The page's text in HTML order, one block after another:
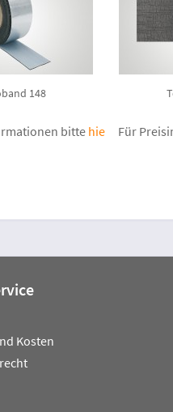
148
bittehier anmelden.
Für
Kosten